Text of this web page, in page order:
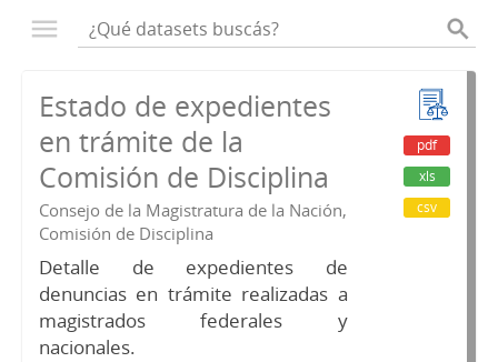
Estado de expedientes
en trámite de la
Comisión de Disciplina
Consejo de la Magistratura de la Nación,
Comisión de Disciplina
Detalle de expedientes de
denuncias en trámite realizadas a
magistrados federales y
nacionales.
pdf
xls
csv